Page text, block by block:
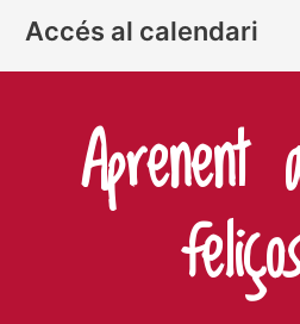
Accés al calendari